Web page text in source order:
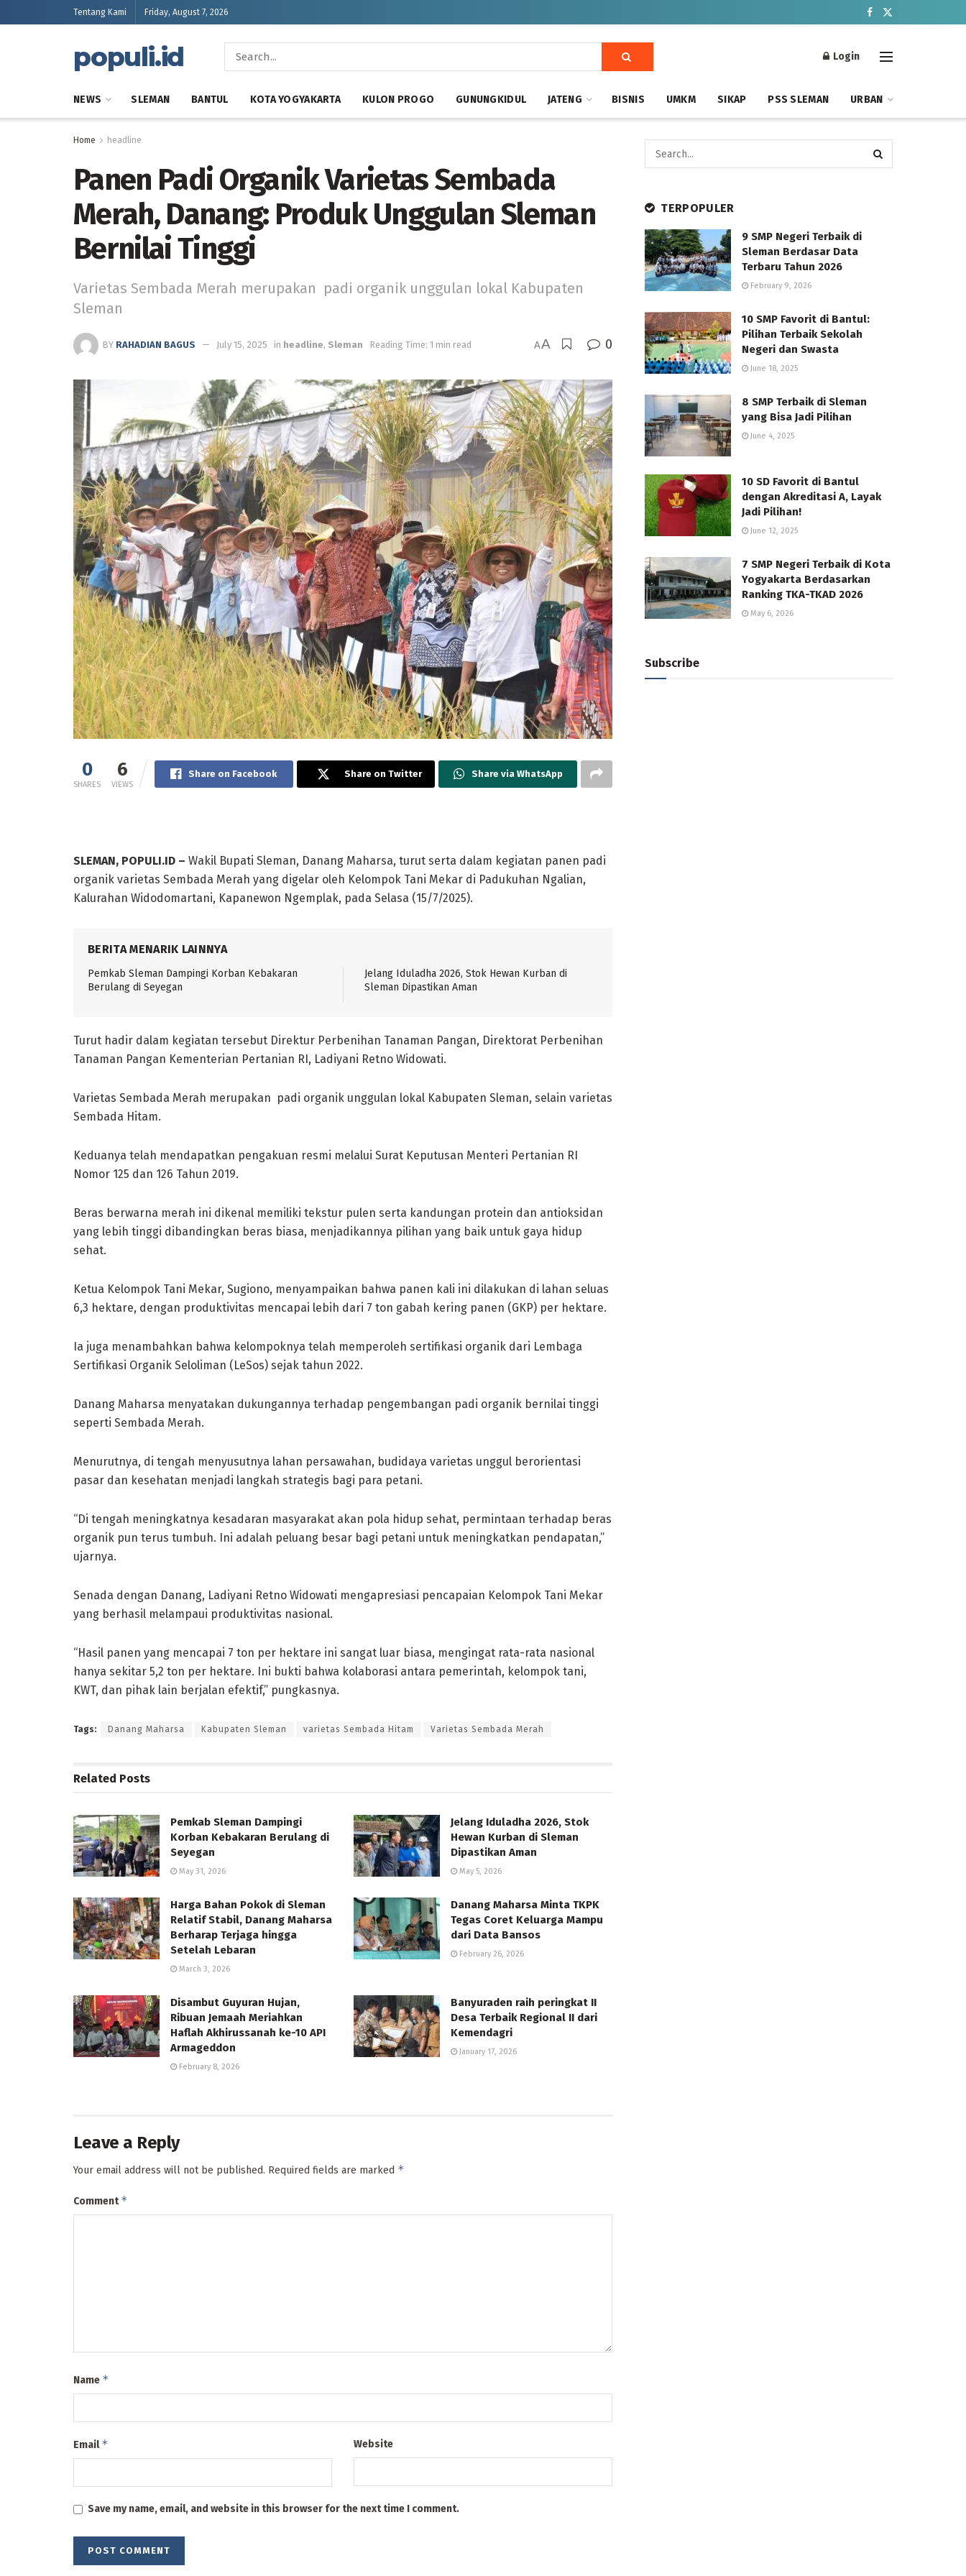
Tentang Kami Friday, August 7, 2026
populi.id Login
NEWS SLEMAN BANTUL KOTA YOGYAKARTA KULON PROGO GUNUNGKIDUL JATENG BISNIS UMKM SIKAP PSS SLEMAN URBAN
Home headline
Panen Padi Organik Varietas Sembada
Merah, Danang: Produk Unggulan Sleman
Bernilai Tinggi
Varietas Sembada Merah merupakan padi organik unggulan lokal Kabupaten
Sleman
BY RAHADIAN BAGUS July 15, 2025 in headline, Sleman Reading Time: 1 min read AA 0
0
SHARES
6
VIEWS
Share on Facebook Share on Twitter Share via WhatsApp
SLEMAN, POPULI.ID – Wakil Bupati Sleman, Danang Maharsa, turut serta dalam kegiatan panen padi
organik varietas Sembada Merah yang digelar oleh Kelompok Tani Mekar di Padukuhan Ngalian,
Kalurahan Widodomartani, Kapanewon Ngemplak, pada Selasa (15/7/2025).
BERITA MENARIK LAINNYA
Pemkab Sleman Dampingi Korban Kebakaran
Berulang di Seyegan
Jelang Iduladha 2026, Stok Hewan Kurban di
Sleman Dipastikan Aman
Turut hadir dalam kegiatan tersebut Direktur Perbenihan Tanaman Pangan, Direktorat Perbenihan
Tanaman Pangan Kementerian Pertanian RI, Ladiyani Retno Widowati.
Varietas Sembada Merah merupakan padi organik unggulan lokal Kabupaten Sleman, selain varietas
Sembada Hitam.
Keduanya telah mendapatkan pengakuan resmi melalui Surat Keputusan Menteri Pertanian RI
Nomor 125 dan 126 Tahun 2019.
Beras berwarna merah ini dikenal memiliki tekstur pulen serta kandungan protein dan antioksidan
yang lebih tinggi dibandingkan beras biasa, menjadikannya pilihan yang baik untuk gaya hidup
sehat.
Ketua Kelompok Tani Mekar, Sugiono, menyampaikan bahwa panen kali ini dilakukan di lahan seluas
6,3 hektare, dengan produktivitas mencapai lebih dari 7 ton gabah kering panen (GKP) per hektare.
Ia juga menambahkan bahwa kelompoknya telah memperoleh sertifikasi organik dari Lembaga
Sertifikasi Organik Seloliman (LeSos) sejak tahun 2022.
Danang Maharsa menyatakan dukungannya terhadap pengembangan padi organik bernilai tinggi
seperti Sembada Merah.
Menurutnya, di tengah menyusutnya lahan persawahan, budidaya varietas unggul berorientasi
pasar dan kesehatan menjadi langkah strategis bagi para petani.
“Di tengah meningkatnya kesadaran masyarakat akan pola hidup sehat, permintaan terhadap beras
organik pun terus tumbuh. Ini adalah peluang besar bagi petani untuk meningkatkan pendapatan,”
ujarnya.
Senada dengan Danang, Ladiyani Retno Widowati mengapresiasi pencapaian Kelompok Tani Mekar
yang berhasil melampaui produktivitas nasional.
“Hasil panen yang mencapai 7 ton per hektare ini sangat luar biasa, mengingat rata-rata nasional
hanya sekitar 5,2 ton per hektare. Ini bukti bahwa kolaborasi antara pemerintah, kelompok tani,
KWT, dan pihak lain berjalan efektif,” pungkasnya.
Tags: Danang Maharsa Kabupaten Sleman varietas Sembada Hitam Varietas Sembada Merah
Related Posts
Pemkab Sleman Dampingi
Korban Kebakaran Berulang di
Seyegan
May 31, 2026
Jelang Iduladha 2026, Stok
Hewan Kurban di Sleman
Dipastikan Aman
May 5, 2026
Harga Bahan Pokok di Sleman
Relatif Stabil, Danang Maharsa
Berharap Terjaga hingga
Setelah Lebaran
March 3, 2026
Danang Maharsa Minta TKPK
Tegas Coret Keluarga Mampu
dari Data Bansos
February 26, 2026
Disambut Guyuran Hujan,
Ribuan Jemaah Meriahkan
Haflah Akhirussanah ke-10 API
Armageddon
February 8, 2026
Banyuraden raih peringkat II
Desa Terbaik Regional II dari
Kemendagri
January 17, 2026
Leave a Reply
Your email address will not be published. Required fields are marked *
Comment*
Name *
Email* Website
Save my name, email, and website in this browser for the next time I comment.
TERPOPULER
9 SMP Negeri Terbaik di
Sleman Berdasar Data
Terbaru Tahun 2026
February 9, 2026
10 SMP Favorit di Bantul:
Pilihan Terbaik Sekolah
Negeri dan Swasta
June 18, 2025
8 SMP Terbaik di Sleman
yang Bisa Jadi Pilihan
June 4, 2025
10 SD Favorit di Bantul
dengan Akreditasi A, Layak
Jadi Pilihan!
June 12, 2025
7 SMP Negeri Terbaik di Kota
Yogyakarta Berdasarkan
Ranking TKA-TKAD 2026
May 6, 2026
Subscribe